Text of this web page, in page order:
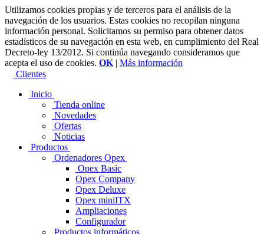
Utilizamos cookies propias y de terceros para el análisis de la
navegación de los usuarios. Estas cookies no recopilan ninguna
información personal. Solicitamos su permiso para obtener datos
estadísticos de su navegación en esta web, en cumplimiento del Real
Decreto-ley 13/2012. Si continúa navegando consideramos que
acepta el uso de cookies. OK | Más información
Clientes
Inicio
Tienda online
Novedades
Ofertas
Noticias
Productos
Ordenadores Opex
Opex Basic
Opex Company
Opex Deluxe
Opex miniITX
Ampliaciones
Configurador
Productos informáticos